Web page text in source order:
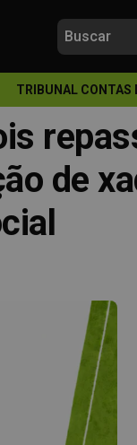
TRIBUNAL CONTAS
de